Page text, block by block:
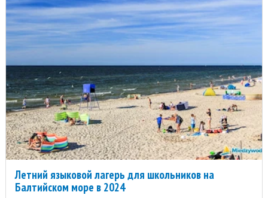
Летний языковой лагерь для школьников на
Балтийском море в 2024